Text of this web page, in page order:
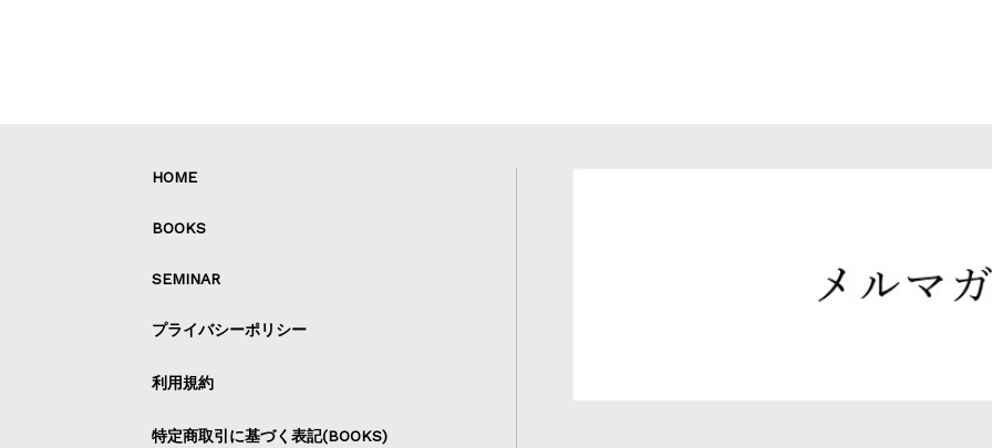
HOME
BOOKS
SEMINAR
プライバシーポリシー
利用規約
特定商取引に基づく表記(BOOKS)